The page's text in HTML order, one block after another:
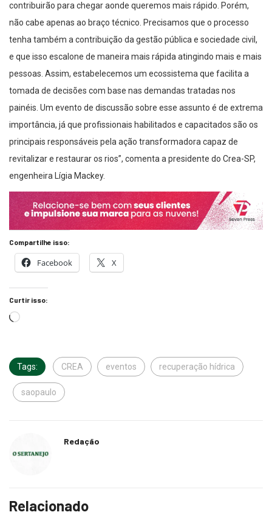
contribuirão para chegar aonde queremos mais rápido. Porém,
não cabe apenas ao braço técnico. Precisamos que o processo
tenha também a contribuição da gestão pública e sociedade civil,
e que isso escalone de maneira mais rápida atingindo mais e mais
pessoas. Assim, estabelecemos um ecossistema que facilita a
tomada de decisões com base nas demandas tratadas nos
painéis. Um evento de discussão sobre esse assunto é de extrema
importância, já que profissionais habilitados e capacitados são os
principais responsáveis pela ação transformadora capaz de
revitalizar e restaurar os rios”, comenta a presidente do Crea-SP,
engenheira Lígia Mackey.
Compartilhe isso:
Facebook X
Curtir isso:
Tags: CREA eventos recuperação hídrica
saopaulo
Redação
Relacionado